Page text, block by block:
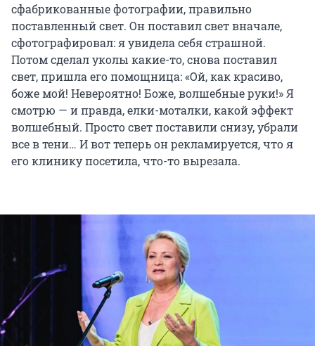
сфабрикованные фотографии, правильно
поставленный свет. Он поставил свет вначале,
сфотографировал: я увидела себя страшной.
Потом сделал уколы какие-то, снова поставил
свет, пришла его помощница: «Ой, как красиво,
боже мой! Невероятно! Боже, волшебные руки!» Я
смотрю — и правда, елки-моталки, какой эффект
волшебный. Просто свет поставили снизу, убрали
все в тени… И вот теперь он рекламируется, что я
его клинику посетила, что-то вырезала.